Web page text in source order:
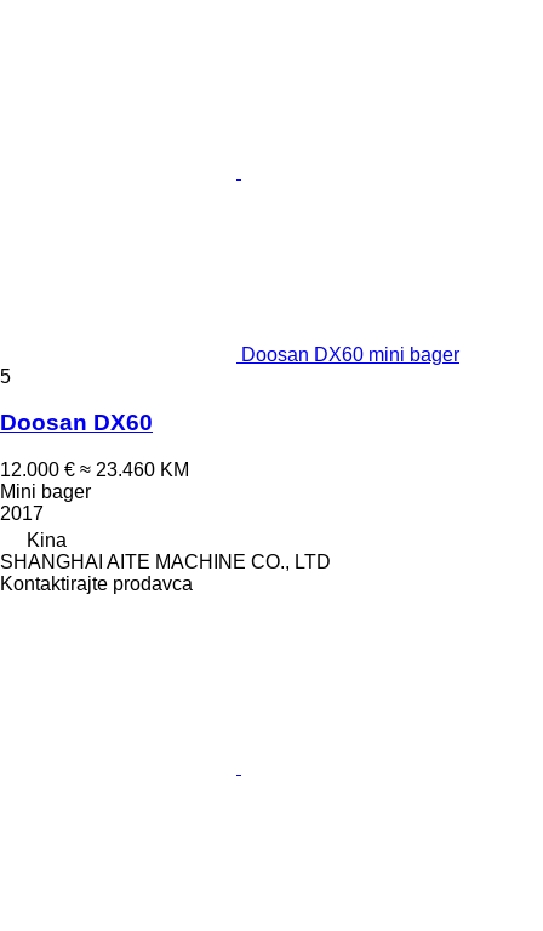
Doosan DX60 mini bager
5
Doosan DX60
12.000 € ≈ 23.460 KM
Mini bager
2017
Kina
SHANGHAI AITE MACHINE CO., LTD
Kontaktirajte prodavca